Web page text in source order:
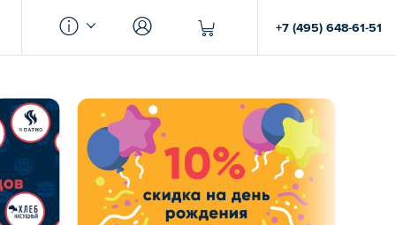
+7 (495) 648-61-51